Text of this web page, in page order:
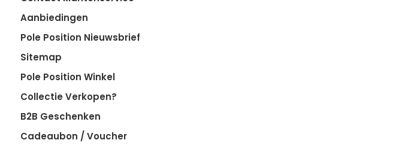
Aanbiedingen
Pole Position Nieuwsbrief
Sitemap
Pole Position Winkel
Collectie Verkopen?
B2B Geschenken
Cadeaubon / Voucher